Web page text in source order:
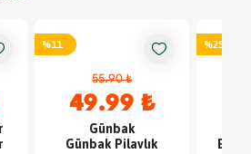
%11
55.90 ₺
49.99 ₺
Günbak
Günbak Pilavlık
%25